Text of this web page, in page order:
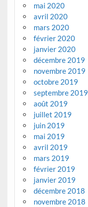
mai 2020
avril 2020
mars 2020
février 2020
janvier 2020
décembre 2019
novembre 2019
octobre 2019
septembre 2019
août 2019
juillet 2019
juin 2019
mai 2019
avril 2019
mars 2019
février 2019
janvier 2019
décembre 2018
novembre 2018